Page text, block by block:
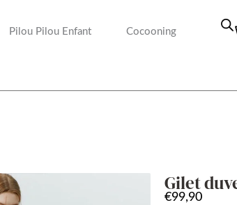
Pilou Pilou Enfant Cocooning
Gilet
€99,90